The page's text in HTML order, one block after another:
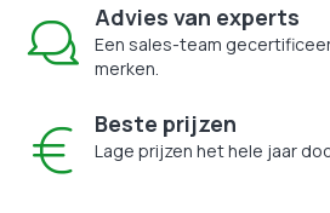
Advies van experts
Een sales-team
merken.
Beste prijzen
Lage prijzen het hele jaar